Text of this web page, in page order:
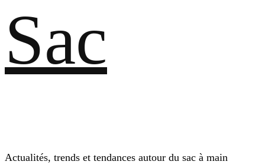
Sac
Actualités, trends et tendances autour du sac à main